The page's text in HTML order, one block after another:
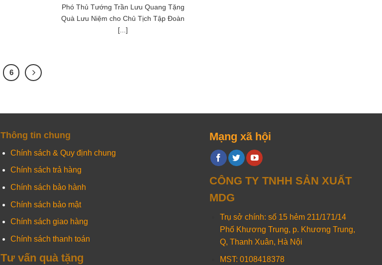
Phó Thủ Tướng Trần Lưu Quang Tặng
Quà Lưu Niệm cho Chủ Tịch Tập Đoàn
[...]
6
Thông tin chung
Chính sách & Quy định chung
Chính sách trả hàng
Chính sách bảo hành
Chính sách bảo mật
Chính sách giao hàng
Chính sách thanh toán
Tư vấn quà tặng
Mạng xã hội
CÔNG TY TNHH SẢN XUẤT
MDG
Trụ sở chính: số 15 hẻm 211/171/14
Phố Khương Trung, p. Khương Trung,
Q, Thanh Xuân, Hà Nội
MST: 0108418378